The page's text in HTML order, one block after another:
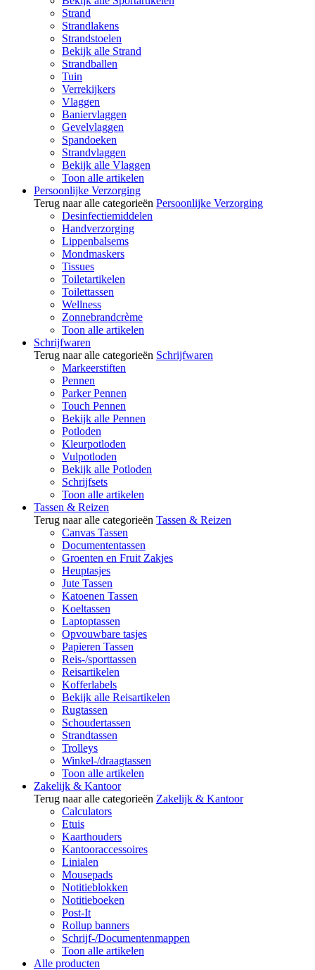
Strand
Strandlakens
Strandstoelen
Bekijk alle Strand
Strandballen
Tuin
Verrekijkers
Vlaggen
Baniervlaggen
Gevelvlaggen
Spandoeken
Strandvlaggen
Bekijk alle Vlaggen
Toon alle artikelen
Persoonlijke Verzorging
Terug naar alle categorieën Persoonlijke Verzorging
Desinfectiemiddelen
Handverzorging
Lippenbalsems
Mondmaskers
Tissues
Toiletartikelen
Toilettassen
Wellness
Zonnebrandcrème
Toon alle artikelen
Schrijfwaren
Terug naar alle categorieën Schrijfwaren
Markeerstiften
Pennen
Parker Pennen
Touch Pennen
Bekijk alle Pennen
Potloden
Kleurpotloden
Vulpotloden
Bekijk alle Potloden
Schrijfsets
Toon alle artikelen
Tassen & Reizen
Terug naar alle categorieën Tassen & Reizen
Canvas Tassen
Documententassen
Groenten en Fruit Zakjes
Heuptasjes
Jute Tassen
Katoenen Tassen
Koeltassen
Laptoptassen
Opvouwbare tasjes
Papieren Tassen
Reis-/sporttassen
Reisartikelen
Kofferlabels
Bekijk alle Reisartikelen
Rugtassen
Schoudertassen
Strandtassen
Trolleys
Winkel-/draagtassen
Toon alle artikelen
Zakelijk & Kantoor
Terug naar alle categorieën Zakelijk & Kantoor
Calculators
Etuis
Kaarthouders
Kantooraccessoires
Linialen
Mousepads
Notitieblokken
Notitieboeken
Post-It
Rollup banners
Schrijf-/Documentenmappen
Toon alle artikelen
Alle producten